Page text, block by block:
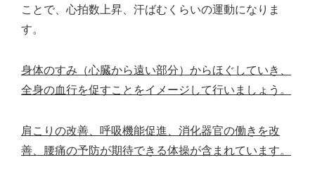
ことで、心拍数上昇、汗ばむくらいの運動になりま
す。
身体のすみ（心臓から遠い部分）からほぐしていき、
全身の血行を促すことをイメージして行いましょう。
肩こりの改善、呼吸機能促進、消化器官の働きを改
善、腰痛の予防が期待できる体操が含まれています。